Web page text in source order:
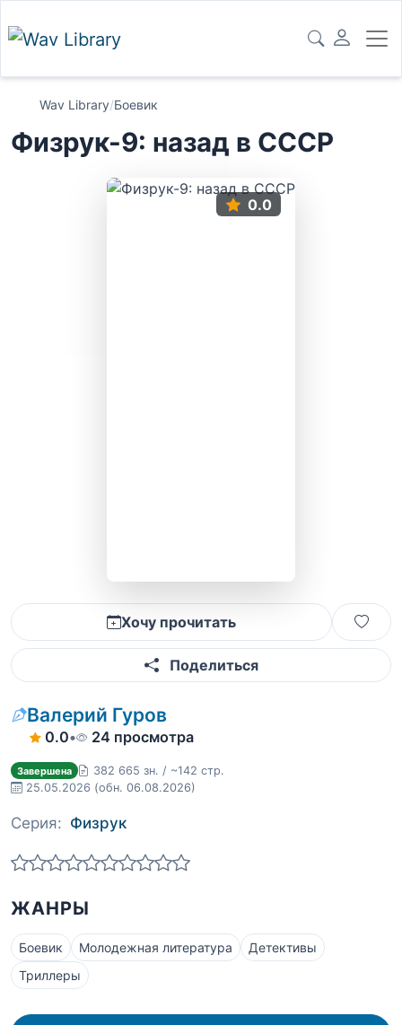
Wav Library/Боевик
Физрук-9: назад в СССР
0.0
Хочу прочитать
Поделиться
Валерий Гуров
0.0• 24 просмотра
Завершена
382 665 зн. / ~142 стр.
25.05.2026 (обн. 06.08.2026)
Серия: Физрук
ЖАНРЫ
Боевик Молодежная литература
Детективы
Триллеры